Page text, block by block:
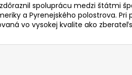
spoluprácu medzi štátmi
a Pyrenejského polostrova.
vo vysokej kvalite ako